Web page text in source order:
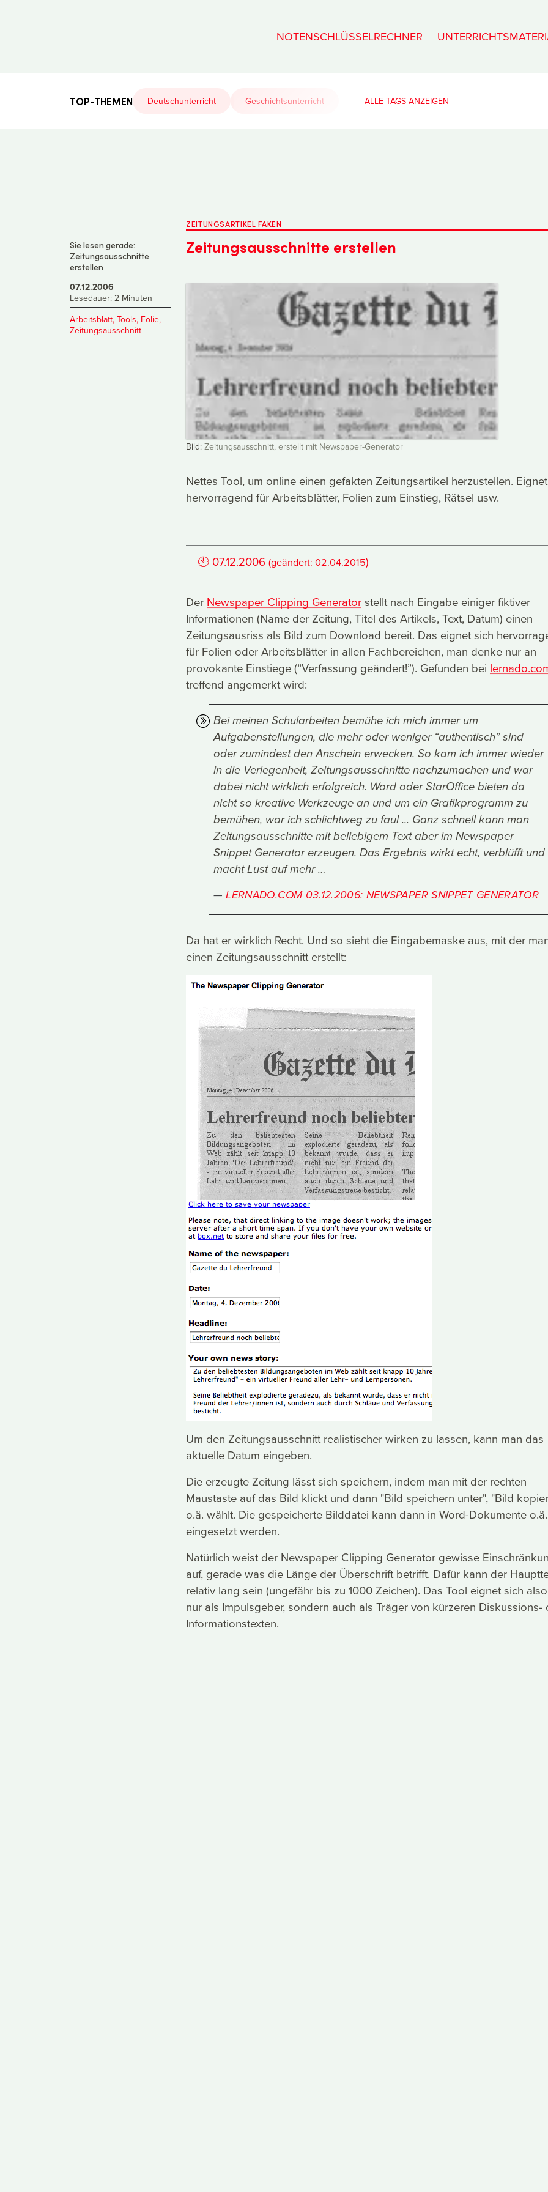
NOTENSCHLÜSSELRECHNER
TOP-THEMEN Deutschunterricht Geschichtsunterricht ALLE TAGS
Sie lesen gerade:
Zeitungsausschnitte
erstellen
07.12.2006
Lesedauer: 2 Minuten
Arbeitsblatt, Tools, Folie,
Zeitungsausschnitt
ZEITUNGSARTIKEL FAKEN
Zeitungsausschnitte erstellen
Bild: Zeitungsausschnitt, erstellt mit Newspaper-Generator
Nettes Tool, um online einen gefakten Zeitungsartikel herzustellen.
hervorragend für Arbeitsblätter, Folien zum Einstieg, Rätsel usw.
🕙 07.12.2006 (geändert:02.04.2015)
Der Newspaper Clipping Generatorstellt nach Eingabe einiger fiktiver
Informationen (Name der Zeitung, Titel des Artikels, Text, Datum) einen
Zeitungsausriss als Bild zum Download bereit. Das eignet sich
für Folien oder Arbeitsblätter in allen Fachbereichen, man denke nur an
provokante Einstiege (“Verfassung geändert!”). Gefunden bei
treffend angemerkt wird:
Bei meinen Schularbeiten bemühe ich mich immer um
Aufgabenstellungen, die mehr oder weniger “authentisch” sind
oder zumindest den Anschein erwecken. So kam ich immer wieder
in die Verlegenheit, Zeitungsausschnitte nachzumachen und war
dabei nicht wirklich erfolgreich. Word oder StarOffice bieten da
nicht so kreative Werkzeuge an und um ein Grafikprogramm zu
bemühen, war ich schlichtweg zu faul ... Ganz schnell kann man
Zeitungsausschnitte mit beliebigem Text aber im Newspaper
Snippet Generator erzeugen. Das Ergebnis wirkt echt, verblüfft und
macht Lust auf mehr …
LERNADO.COM 03.12.2006: NEWSPAPER SNIPPET GENERATOR
Da hat er wirklich Recht. Und so sieht die Eingabemaske aus, mit der
einen Zeitungsausschnitt erstellt:
Um den Zeitungsausschnitt realistischer wirken zu lassen, kann man das
aktuelle Datum eingeben.
Die erzeugte Zeitung lässt sich speichern, indem man mit der rechten
Maustaste auf das Bild klickt und dann "Bild speichern unter", "Bild
o.ä. wählt. Die gespeicherte Bilddatei kann dann in Word-Dokumente o.ä.
eingesetzt werden.
Natürlich weist der Newspaper Clipping Generator gewisse
auf, gerade was die Länge der Überschrift betrifft. Dafür kann der
relativ lang sein (ungefähr bis zu 1000 Zeichen). Das Tool eignet sich
nur als Impulsgeber, sondern auch als Träger von kürzeren Diskussions-
Informationstexten.